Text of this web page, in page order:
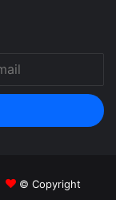
© Copyright